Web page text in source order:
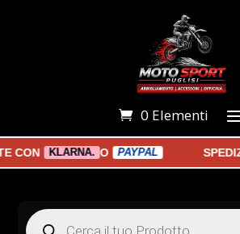
0 Elementi
KLARNA. O PAYPAL
Products
search